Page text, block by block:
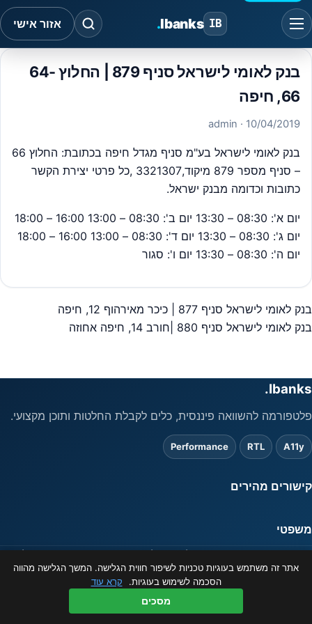
IB
Ibanks
. אזור אישי
בנק לאומי לישראל סניף 879 | החלוץ 64-
66, חיפה
10/04/2019
· admin
בנק לאומי לישראל בע"מ סניף מגדל חיפה בכתובת: החלוץ 66
– סניף מספר 879 מיקוד,3321307 ,כל פרטי יצירת הקשר
כתובות וכדומה מבנק ישראל.
יום א': 08:30 – 13:30 יום ב': 08:30 – 13:00 16:00 – 18:00
יום ג': 08:30 – 13:30 יום ד': 08:30 – 13:00 16:00 – 18:00
יום ה': 08:30 – 13:30 יום ו': סגור
ניווט
בנק לאומי לישראל סניף 877 | כיכר מאירהוף 12, חיפה
בנק לאומי לישראל סניף 880 |חורב 14, חיפה אחוזה
Ibanks.
פלטפורמה להשוואה פיננסית, כלים לקבלת החלטות ותוכן מקצועי.
A11y
RTL
Performance
קישורים מהירים
משפטי
המידע באתר מוצג כשירות לציבור בלבד ואינו מהווה ייעוץ פיננסי. ט.ל.ח.
© 2026 ibanks.co.il
אתר זה משתמש בעוגיות טכניות לשיפור חווית הגלישה. המשך הגלישה מהווה
הסכמה לשימוש בעוגיות.
קרא עוד
מסכים